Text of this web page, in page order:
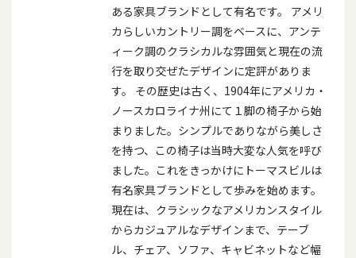
ある家具ブランドとして有名です。 アメリ
カらしいカントリー調をベースに、アンテ
ィーク調のクラシカルな雰囲気と現在の流
行を取り交ぜたデザインに定評がありま
す。 その歴史は古く、1904年にアメリカ・
ノースカロライナ州にて１脚の椅子から始
まりました。シンプルでありながら美しさ
を持つ、この椅子は当時大変な人気を呼び
ました。これをきっかけにトーマスビルは
有名家具ブランドとして歩みを始めます。
現在は、クラシックなアメリカンスタイル
からカジュアルなデザインまで、テーブ
ル、チェア、ソファ、キャビネットなど幅